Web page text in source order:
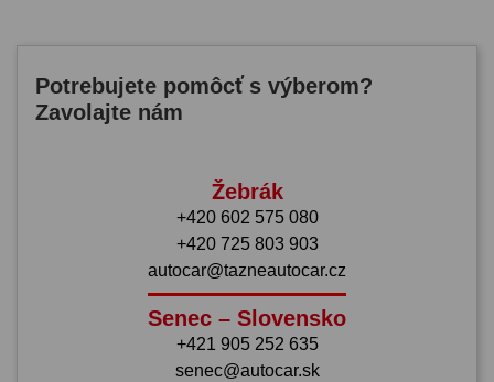
Potrebujete pomôcť s výberom?
Zavolajte nám
Žebrák
+420 602 575 080
+420 725 803 903
autocar@tazneautocar.cz
Senec – Slovensko
+421 905 252 635
senec@autocar.sk